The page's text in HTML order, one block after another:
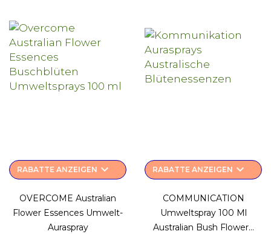
RABATTE ANZEIGEN keyboard_arrow_down
OVERCOME Australian
Flower Essences Umwelt-
Auraspray
RABATTE ANZEIGEN keyboard_arrow_down
COMMUNICATION
Umweltspray 100 Ml
Australian Bush Flower...